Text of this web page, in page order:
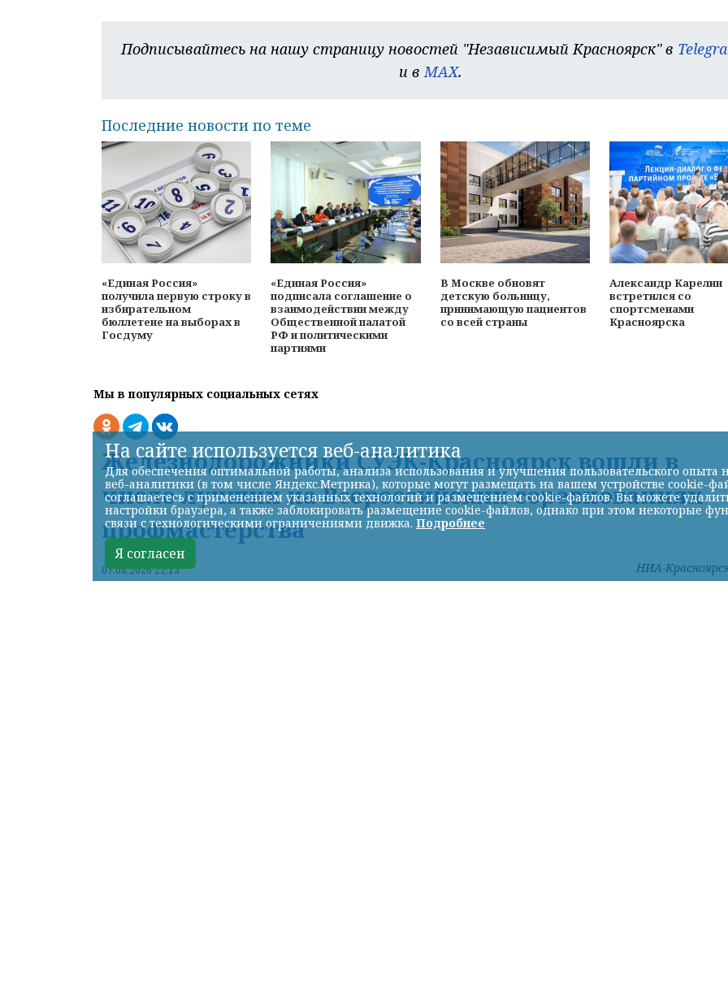
Подписывайтесь на нашу страницу новостей "Независимый Красноярск" в
и в MAX.
Последние новости по теме
«Единая Россия»
получила первую строку в
избирательном
бюллетене на выборах в
Госдуму
«Единая Россия»
подписала соглашение о
взаимодействии между
Общественной палатой
РФ и политическими
партиями
В Москве обновят
детскую больницу,
принимающую пациентов
со всей страны
Александр Карелин
встретился со
спортсменами
Красноярска
Мы в популярных социальных сетях
Железнодорожники СУЭК-Красноярск вошли в
число лучших на Всероссийских соревнованиях
профмастерства
07.08.2026 22:13 НИА-
На сайте используется веб-аналитика
Для обеспечения оптимальной работы, анализа использования и улучшения пользовательского опыта
веб-аналитики (в том числе Яндекс.Метрика), которые могут размещать на вашем устройстве cookie-
соглашаетесь с применением указанных технологий и размещением cookie-файлов. Вы можете
настройки браузера, а также заблокировать размещение cookie-файлов, однако при этом некоторые
связи с технологическими ограничениями движка. Подробнее
Я согласен